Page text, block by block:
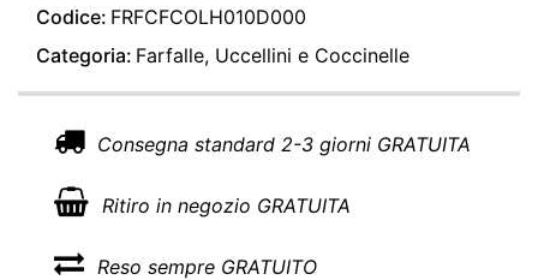
Codice: FRFCFCOLH010D000
Categoria: Farfalle, Uccellini e Coccinelle
Consegna standard 2-3 giorni GRATUITA
Ritiro in negozio GRATUITA
Reso sempre GRATUITO